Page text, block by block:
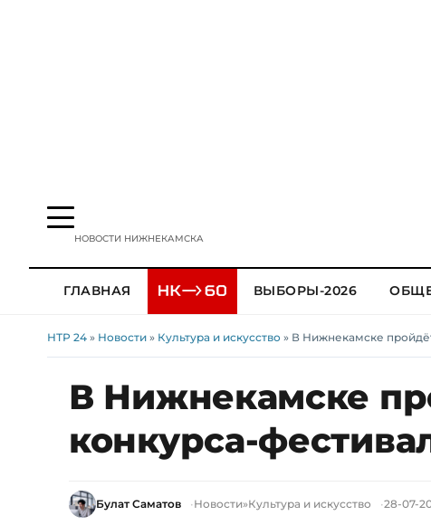
НОВОСТИ НИЖНЕКАМСКА
ГЛАВНАЯ ВЫБОРЫ-2026
НТР 24 » Новости » Культура и искусство » В Нижнекамске
В Нижнекамске
конкурса-
Булат Саматов Новости»Культура и искусство 28-07-